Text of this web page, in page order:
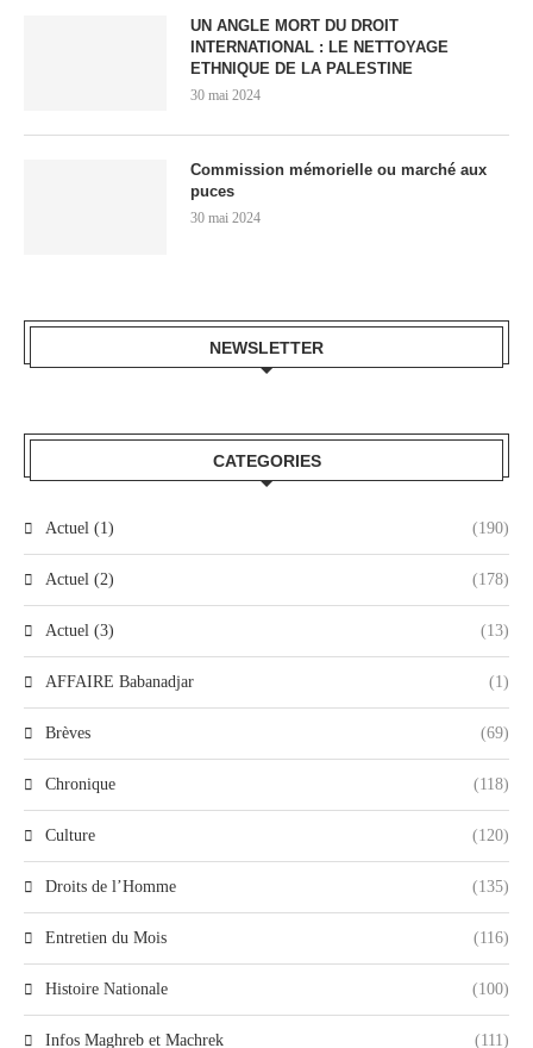
UN ANGLE MORT DU DROIT
INTERNATIONAL : LE NETTOYAGE
ETHNIQUE DE LA PALESTINE
30 mai 2024
Commission mémorielle ou marché aux
puces
30 mai 2024
NEWSLETTER
CATEGORIES
Actuel (1) (190)
Actuel (2) (178)
Actuel (3) (13)
AFFAIRE Babanadjar (1)
Brèves (69)
Chronique (118)
Culture (120)
Droits de l’Homme (135)
Entretien du Mois (116)
Histoire Nationale (100)
Infos Maghreb et Machrek (111)